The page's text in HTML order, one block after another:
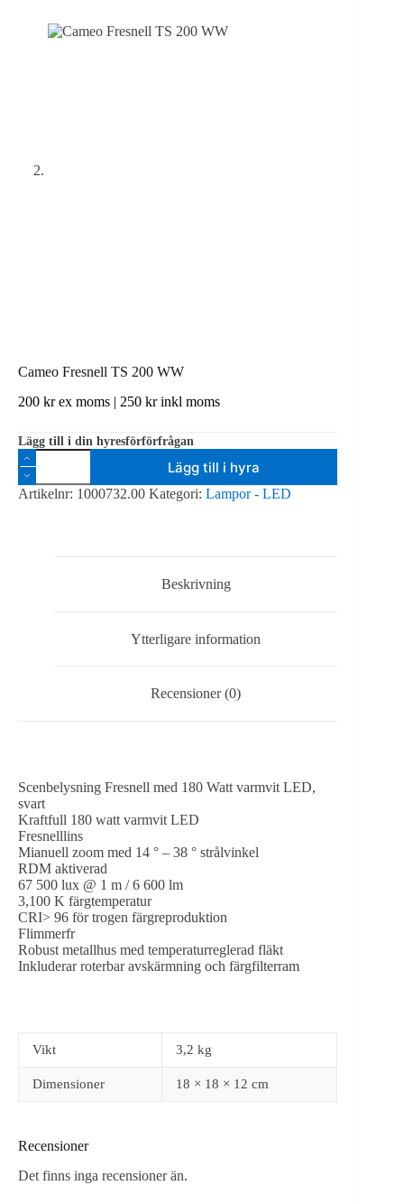
Cameo Fresnell TS 200 WW
200 krex moms | 250 krinkl moms
Lägg till i din hyresförförfrågan
Cameo
Fresnell
TS
200
Lägg till i hyra
Artikelnr: 1000732.00 Kategori: Lampor - LED
Beskrivning
Ytterligare information
Recensioner (0)
Scenbelysning Fresnell med 180 Watt varmvit LED,
svart
Kraftfull 180 watt varmvit LED
Fresnelllins
Mianuell zoom med 14 ° – 38 ° strålvinkel
RDM aktiverad
67 500 lux @ 1 m / 6 600 lm
3,100 K färgtemperatur
CRI> 96 för trogen färgreproduktion
Flimmerfr
Robust metallhus med temperaturreglerad fläkt
Inkluderar roterbar avskärmning och färgfilterram
Vikt 3,2 kg
Dimensioner 18 × 18 × 12 cm
Recensioner
Det finns inga recensioner än.